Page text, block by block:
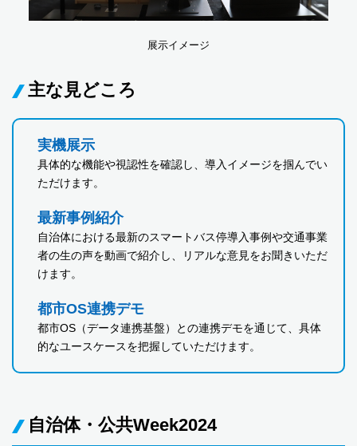
展示イメージ
主な見どころ
実機展示
具体的な機能や視認性を確認し、導入イメージを掴んでい
ただけます。
最新事例紹介
自治体における最新のスマートバス停導入事例や交通事業
者の生の声を動画で紹介し、リアルな意見をお聞きいただ
けます。
都市OS連携デモ
都市OS（データ連携基盤）との連携デモを通じて、具体
的なユースケースを把握していただけます。
自治体・公共Week2024